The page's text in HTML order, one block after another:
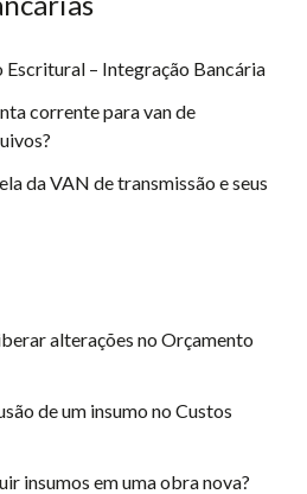
Escritural – Integração Bancária
corrente para van de
da VAN de transmissão e seus
alterações no Orçamento
de um insumo no Custos
insumos em uma obra nova?